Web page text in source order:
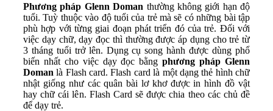
Phương pháp Glenn Doman thường không giới hạn độ
tuổi. Tuỳ thuộc vào độ tuổi của trẻ mà sẽ có những bài tập
phù hợp với từng giai đoạn phát triển đó của trẻ. Đối với
việc dạy chữ, dạy đọc thì thường được áp dụng cho trẻ từ
3 tháng tuổi trở lên. Dụng cụ song hành được dùng phổ
biến nhất cho việc dạy đọc bằngphương pháp Glenn
Doman là Flash card. Flash card là một dạng thẻ hình chữ
nhật giống như các quân bài lơ khơ được in hình đồ vật
hay chữ cái lên. Flash Card sẽ được chia theo các chủ đề
để dạy trẻ.